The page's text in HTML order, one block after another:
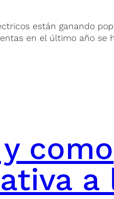
están ganando
en el último año se
como
a